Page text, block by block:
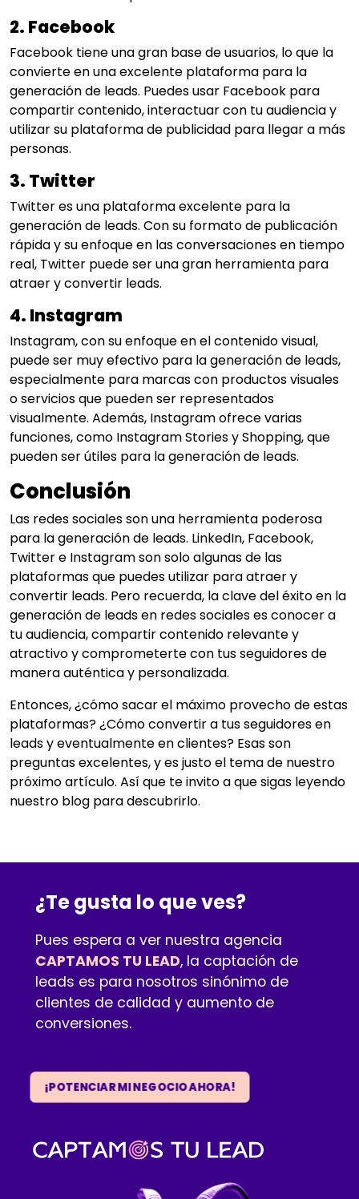
2. Facebook
Facebook tiene una gran base de usuarios, lo que la
convierte en una excelente plataforma para la
generación de leads. Puedes usar Facebook para
compartir contenido, interactuar con tu audiencia y
utilizar su plataforma de publicidad para llegar a más
personas.
3. Twitter
Twitter es una plataforma excelente para la
generación de leads. Con su formato de publicación
rápida y su enfoque en las conversaciones en tiempo
real, Twitter puede ser una gran herramienta para
atraer y convertir leads.
4. Instagram
Instagram, con su enfoque en el contenido visual,
puede ser muy efectivo para la generación de leads,
especialmente para marcas con productos visuales
o servicios que pueden ser representados
visualmente. Además, Instagram ofrece varias
funciones, como Instagram Stories y Shopping, que
pueden ser útiles para la generación de leads.
Conclusión
Las redes sociales son una herramienta poderosa
para la generación de leads. LinkedIn, Facebook,
Twitter e Instagram son solo algunas de las
plataformas que puedes utilizar para atraer y
convertir leads. Pero recuerda, la clave del éxito en la
generación de leads en redes sociales es conocer a
tu audiencia, compartir contenido relevante y
atractivo y comprometerte con tus seguidores de
manera auténtica y personalizada.
Entonces, ¿cómo sacar el máximo provecho de estas
plataformas? ¿Cómo convertir a tus seguidores en
leads y eventualmente en clientes? Esas son
preguntas excelentes, y es justo el tema de nuestro
próximo artículo. Así que te invito a que sigas leyendo
nuestro blog para descubrirlo.
¿Te gusta lo que ves?
Pues espera a ver nuestra agencia
CAPTAMOS TU LEAD, la captación de
leads es para nosotros sinónimo de
clientes de calidad y aumento de
conversiones.
¡POTENCIAR MI NEGOCIO AHORA!